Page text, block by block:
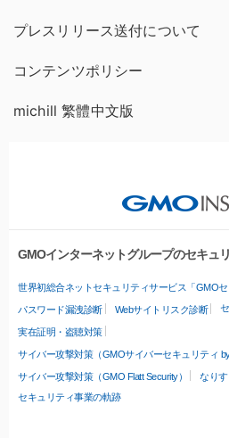
プレスリリース送付について
コンテンツポリシー
michill 繁體中文版
GMOインターネットグループのセキュ
世界初総合ネットセキュリティサービス「GMOセ
パスワード漏洩診断 Webサイトリスク診断
実在証明・盗聴対策
サイバー攻撃対策（GMOサイバーセキュリティ by
サイバー攻撃対策（GMO Flatt Security）
なり
セキュリティ事業の軌跡